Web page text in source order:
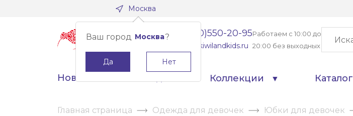
Москва
Ваш город Москва?
Да Нет
8(800)550-20-95
info@kiwilandkids.ru
Работаем с 10:00 до
20:00 без выходных
Новинки Коллекции Каталог
Главная страница Одежда для девочек Юбки для девочек